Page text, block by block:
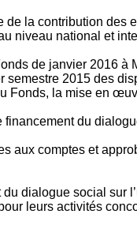
de la contribution
niveau national et
de janvier 2016
2015 des
Fonds, la mise en
du
aux comptes et
dialogue social
leurs activités